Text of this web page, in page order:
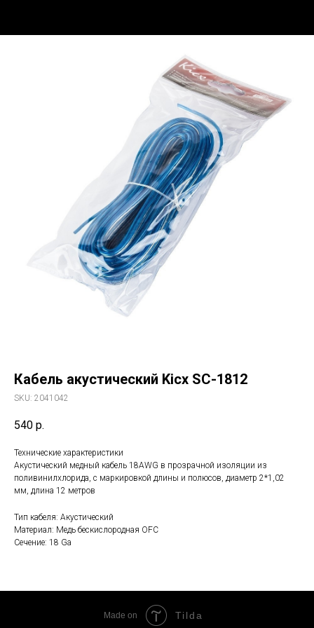
Кабель акустический Kicx SC-1812
SKU: 2041042
540 р.
Технические характеристики
Акустический медный кабель 18AWG в прозрачной изоляции из
поливинилхлорида, с маркировкой длины и полюсов, диаметр 2*1,02
мм, длина 12 метров
Тип кабеля: Акустический
Материал: Медь бескислородная OFC
Сечение: 18 Ga
Made on Tilda